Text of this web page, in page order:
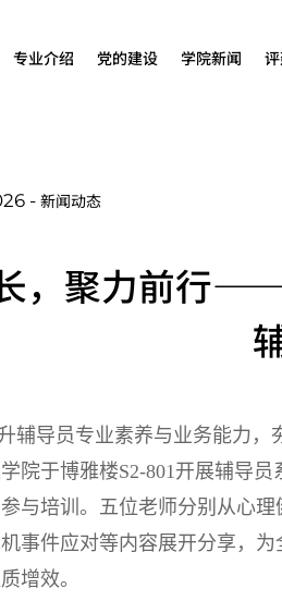
专业介绍 党的建设 学院新闻
-新闻动态
，聚力前行
辅导员专业素养与业务能力，
院于博雅楼S2-801开展辅导
与培训。五位老师分别从心
事件应对等内容展开分享，
增效。